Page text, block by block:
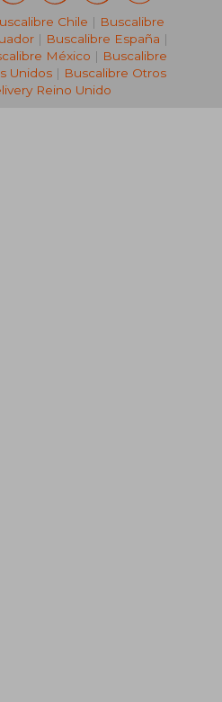
Chile | Buscalibre
| Buscalibre España |
México | Buscalibre
Unidos| Buscalibre Otros
Reino Unido